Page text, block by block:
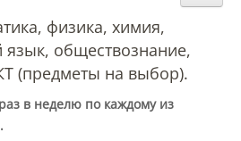
и
физика, химия,
язык, обществознание,
(предметы на выбор).
в неделю по каждому из